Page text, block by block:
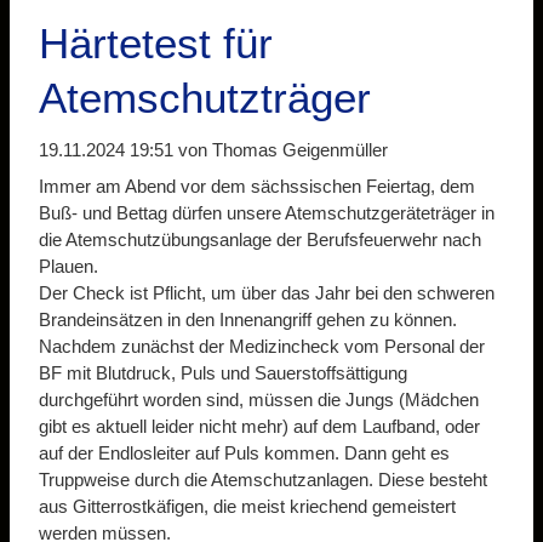
Härtetest für
Atemschutzträger
19.11.2024 19:51 von Thomas Geigenmüller
Immer am Abend vor dem sächssischen Feiertag, dem
Buß- und Bettag dürfen unsere Atemschutzgeräteträger in
die Atemschutzübungsanlage der Berufsfeuerwehr nach
Plauen.
Der Check ist Pflicht, um über das Jahr bei den schweren
Brandeinsätzen in den Innenangriff gehen zu können.
Nachdem zunächst der Medizincheck vom Personal der
BF mit Blutdruck, Puls und Sauerstoffsättigung
durchgeführt worden sind, müssen die Jungs (Mädchen
gibt es aktuell leider nicht mehr) auf dem Laufband, oder
auf der Endlosleiter auf Puls kommen. Dann geht es
Truppweise durch die Atemschutzanlagen. Diese besteht
aus Gitterrostkäfigen, die meist kriechend gemeistert
werden müssen.